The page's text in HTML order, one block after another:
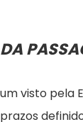
visto pela